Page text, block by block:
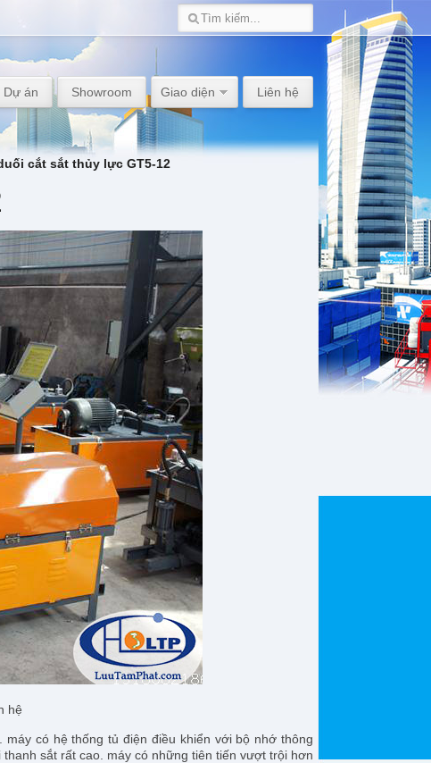
Dự án Showroom Giao diện Liên hệ
cắt sắt thủy lực GT5-12
hệ
có hệ thống tủ điện điều khiển với bộ nhớ thông
sắt rất cao. máy có những tiên tiến vượt trội hơn